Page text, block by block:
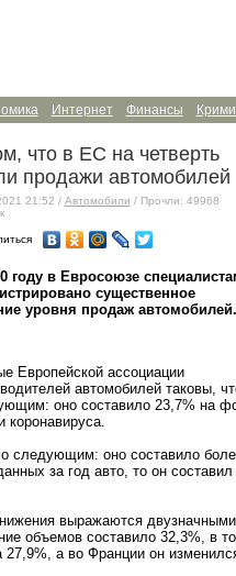
Финансы
Интернет
что в ЕС на четверть
продажи автомобилей
21:52 / Автомобили / Прочли: 49968
году в Евросоюзе
существенное
уровня продаж автомобилей.
Европейской ассоциации
автомобилей таковы,
оно составило 23,7% на
коронавируса.
следующим: оно составило
за год авто, то он составил
выражаются двузначными
объемов составило 32,3%, в то
27,9%, а во Франции он